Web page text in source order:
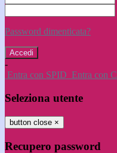
Password dimenticata?
-
Entra con SPID Entra con
Seleziona utente
button close ×
Recupero password